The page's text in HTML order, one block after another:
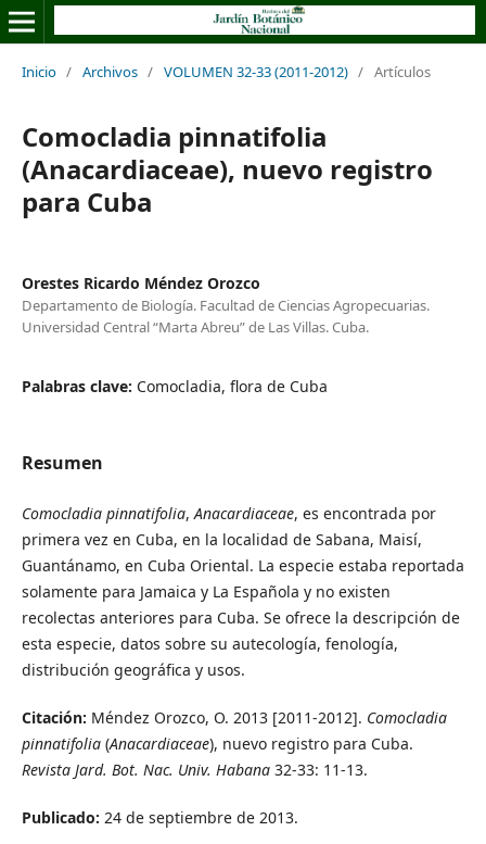
Inicio / Archivos / VOLUMEN 32-33 (2011-2012) / Artículos
Comocladia pinnatifolia
(Anacardiaceae), nuevo registro
para Cuba
Orestes Ricardo Méndez Orozco
Departamento de Biología. Facultad de Ciencias Agropecuarias.
Universidad Central “Marta Abreu” de Las Villas. Cuba.
Palabras clave: Comocladia, flora de Cuba
Resumen
Comocladia pinnatifolia,Anacardiaceae, es encontrada por
primera vez en Cuba, en la localidad de Sabana, Maisí,
Guantánamo, en Cuba Oriental. La especie estaba reportada
solamente para Jamaica y La Española y no existen
recolectas anteriores para Cuba. Se ofrece la descripción de
esta especie, datos sobre su autecología, fenología,
distribución geográfica y usos.
Citación: Méndez Orozco, O. 2013 [2011-2012]. Comocladia
pinnatifolia (Anacardiaceae), nuevo registro para Cuba.
Revista Jard. Bot. Nac. Univ. Habana 32-33: 11-13.
Publicado: 24 de septiembre de 2013.